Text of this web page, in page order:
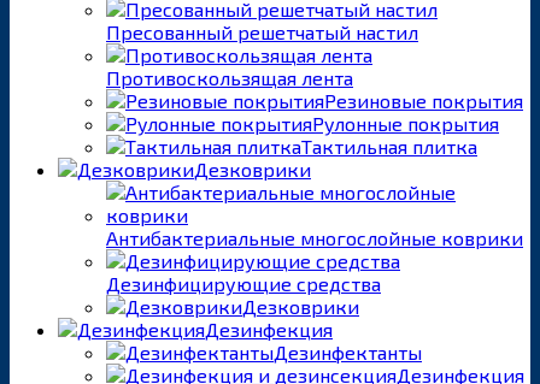
Пресованный решетчатый настил
Противоскользящая лента
Резиновые покрытия
Рулонные покрытия
Тактильная плитка
Дезковрики
Антибактериальные многослойные коврики
Дезинфицирующие средства
Дезковрики
Дезинфекция
Дезинфектанты
Дезинфекция